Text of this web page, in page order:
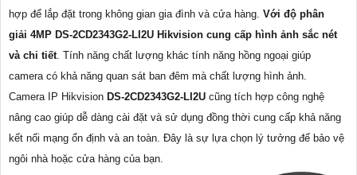
hợp để lắp đặt trong không gian gia đình và cửa hàng. Với độ phân
giải 4MP DS-2CD2343G2-LI2U Hikvision cung cấp hình ảnh sắc nét
và chi tiết . Tính năng chất lượng khác tính năng hồng ngoại giúp
camera có khả năng quan sát ban đêm mà chất lượng hình ảnh.
Camera IP Hikvision DS-2CD2343G2-LI2U cũng tích hợp công nghệ
nâng cao giúp dễ dàng cài đặt và sử dụng đồng thời cung cấp khả năng
kết nối mạng ổn định và an toàn. Đây là sự lựa chọn lý tưởng để bảo vệ
ngôi nhà hoặc cửa hàng của bạn.